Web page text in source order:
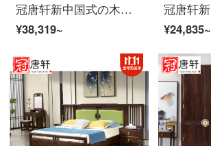
冠唐轩新中国式の木の化粧台の寝室には多機能化粧机の四角い腰掛けと鏡を組み合わせた民宿別荘の主な横になっている禅意の家具のオーダーメイドセット（化粧台＋四角い腰掛け）が収納されています。
¥38,319~
¥24,835~